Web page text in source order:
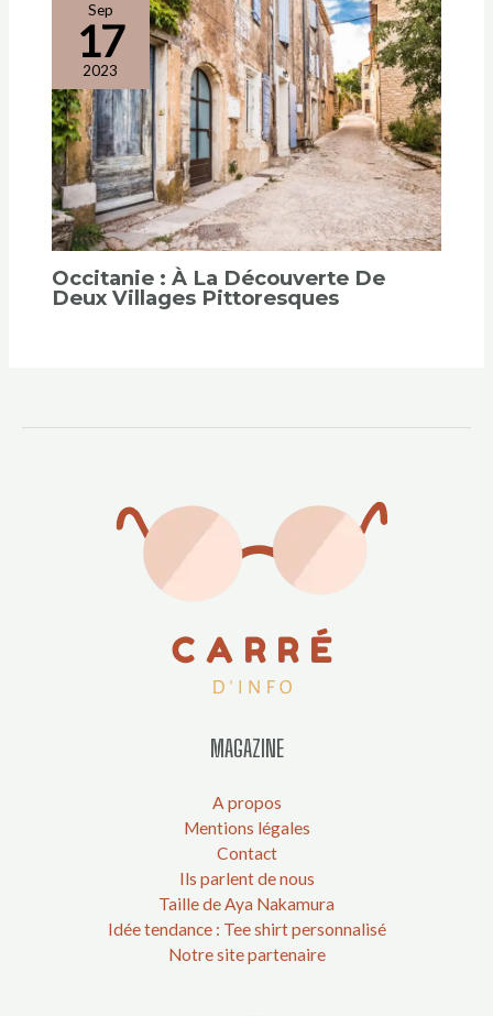
Sep
17
2023
Occitanie : À La Découverte De
Deux Villages Pittoresques
MAGAZINE
A propos
Mentions légales
Contact
Ils parlent de nous
Taille de Aya Nakamura
Idée tendance : Tee shirt personnalisé
Notre site partenaire